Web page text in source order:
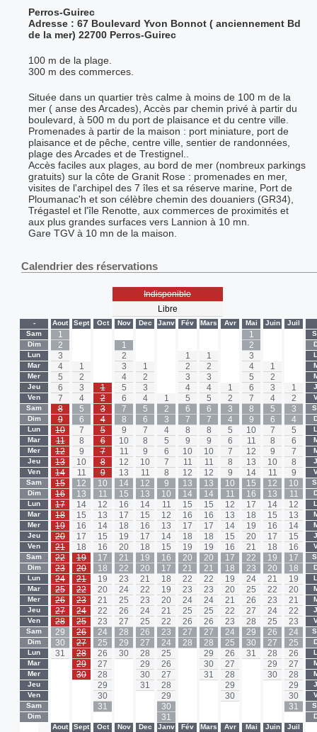
Perros-Guirec
Adresse : 67 Boulevard Yvon Bonnot ( anciennement Bd
de la mer) 22700 Perros-Guirec
100 m de la plage.
300 m des commerces.
Située dans un quartier très calme à moins de 100 m de la
mer ( anse des Arcades), Accès par chemin privé à partir du
boulevard, à 500 m du port de plaisance et du centre ville.
Promenades à partir de la maison : port miniature, port de
plaisance et de pêche, centre ville, sentier de randonnées,
plage des Arcades et de Trestignel..
Accès faciles aux plages, au bord de mer (nombreux parkings
gratuits) sur la côte de Granit Rose : promenades en mer,
visites de l'archipel des 7 îles et sa réserve marine, Port de
Ploumanac'h et son célèbre chemin des douaniers (GR34),
Trégastel et l'île Renotte, aux commerces de proximités et
aux plus grandes surfaces vers Lannion à 10 mn.
Gare TGV à 10 mn de la maison.
Calendrier des réservations
Indisponible
Libre
-
Sam
Dim
Lun
Mar
Mer
Jeu
Ven
Sam
Dim
Lun
Mar
Mer
Jeu
Ven
Sam
Dim
Lun
Mar
Mer
Jeu
Ven
Sam
Dim
Lun
Mar
Mer
Jeu
Ven
Sam
Dim
Lun
Mar
Mer
Jeu
Ven
Sam
Dim
Aout
1
2
3
4
5
6
7
8
9
10
11
12
13
14
15
16
17
18
19
20
21
22
23
24
25
26
27
28
29
30
31
Aout
Sept
1
2
3
4
5
6
7
8
9
10
11
12
13
14
15
16
17
18
19
20
21
22
23
24
25
26
27
28
29
30
Sept
Oct
1
2
3
4
5
6
7
8
9
10
11
12
13
14
15
16
17
18
19
20
21
22
23
24
25
26
27
28
29
30
31
Oct
Nov
1
2
3
4
5
6
7
8
9
10
11
12
13
14
15
16
17
18
19
20
21
22
23
24
25
26
27
28
29
30
Nov
Dec
1
2
3
4
5
6
7
8
9
10
11
12
13
14
15
16
17
18
19
20
21
22
23
24
25
26
27
28
29
30
31
Dec
Janv
1
2
3
4
5
6
7
8
9
10
11
12
13
14
15
16
17
18
19
20
21
22
23
24
25
26
27
28
29
30
31
Janv
Fév
1
2
3
4
5
6
7
8
9
10
11
12
13
14
15
16
17
18
19
20
21
22
23
24
25
26
27
28
Fév
Mars
1
2
3
4
5
6
7
8
9
10
11
12
13
14
15
16
17
18
19
20
21
22
23
24
25
26
27
28
29
30
31
Mars
Avr
1
2
3
4
5
6
7
8
9
10
11
12
13
14
15
16
17
18
19
20
21
22
23
24
25
26
27
28
29
30
Avr
Mai
1
2
3
4
5
6
7
8
9
10
11
12
13
14
15
16
17
18
19
20
21
22
23
24
25
26
27
28
29
30
31
Mai
Juin
1
2
3
4
5
6
7
8
9
10
11
12
13
14
15
16
17
18
19
20
21
22
23
24
25
26
27
28
29
30
Juin
Juil
1
2
3
4
5
6
7
8
9
10
11
12
13
14
15
16
17
18
19
20
21
22
23
24
25
26
27
28
29
30
31
Juil